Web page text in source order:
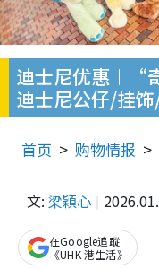
迪士尼优惠︱“
迪士尼公仔/挂饰
首页 购物情报
文: 梁穎心
在Google追蹤
《UHK 港生活》